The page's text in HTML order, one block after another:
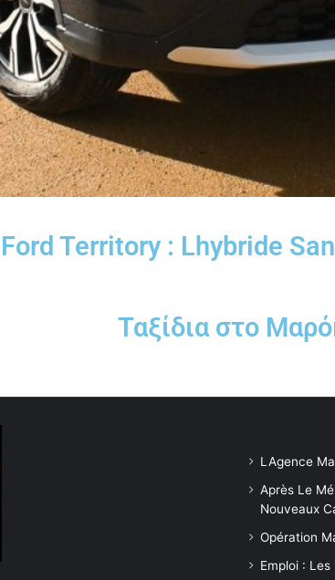
Ford Territory : Lhybride
Ταξίδια στο
LAgence
Après Le
Nouveaux
Opération
Emploi :